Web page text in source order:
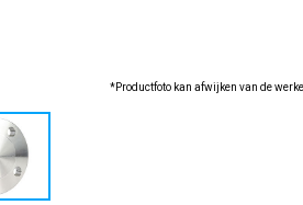
*Productfoto kan afwijken van de